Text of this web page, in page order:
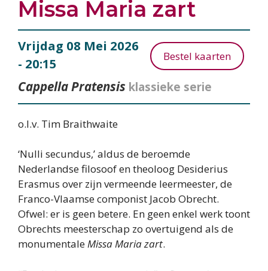
Missa Maria zart
Bestel kaarten
Vrijdag 08 Mei 2026
- 20:15
Cappella Pratensis klassieke serie
o.l.v. Tim Braithwaite
‘Nulli secundus,’ aldus de beroemde
Nederlandse filosoof en theoloog Desiderius
Erasmus over zijn vermeende leermeester, de
Franco-Vlaamse componist Jacob Obrecht.
Ofwel: er is geen betere. En geen enkel werk toont
Obrechts meesterschap zo overtuigend als de
monumentaleMissa Maria zart.